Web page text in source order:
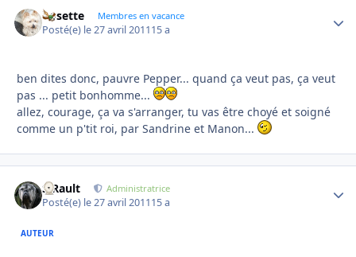
Rosette Membres en vacance
Posté(e) le 27 avril 201115 a
ben dites donc, pauvre Pepper... quand ça veut pas, ça veut
pas ... petit bonhomme...
allez, courage, ça va s'arranger, tu vas être choyé et soigné
comme un p'tit roi, par Sandrine et Manon...
S.Rault Administratrice
Posté(e) le 27 avril 201115 a
AUTEUR